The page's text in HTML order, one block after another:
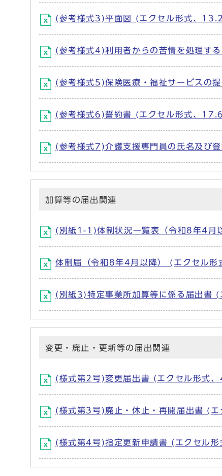
(参考様式3)平面図 (エクセル形式、
(参考様式4)利用者からの苦情を処理す
(参考様式5)保険医療・福祉サービスの
(参考様式6)誓約書 (エクセル形式、
(参考様式7)介護支援専門員の氏名及び
加算等の届出関連
(別紙1-1)体制状況一覧表（令和8年4
体制届（令和8年4月以降） (エクセル
(別紙3)特定事業所加算等に係る届出書
変更・廃止・更新等の届出関連
(様式第2号)変更届出書 (エクセル形式
(様式第3号)廃止・休止・再開届出書 (
(様式第4号)指定更新申請書 (エクセル